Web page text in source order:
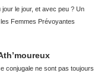
jour le jour, et avec peu ? Un
Femmes Prévoyantes
conjugale ne sont pas toujours